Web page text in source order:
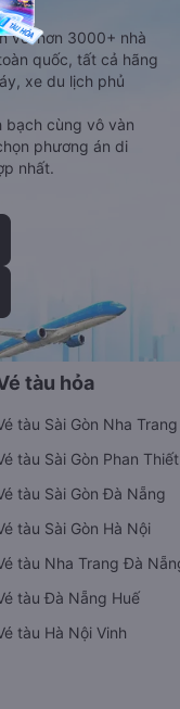
với hơn 3000+ nhà
quốc, tất cả hãng
xe du lịch phủ
bạch cùng vô vàn
phương án di
nhất.
tàu hỏa
tàu Sài Gòn Nha Trang
tàu Sài Gòn Phan Thiết
tàu Sài Gòn Đà Nẵng
tàu Sài Gòn Hà Nội
tàu Nha Trang Đà
tàu Đà Nẵng Huế
tàu Hà Nội Vinh